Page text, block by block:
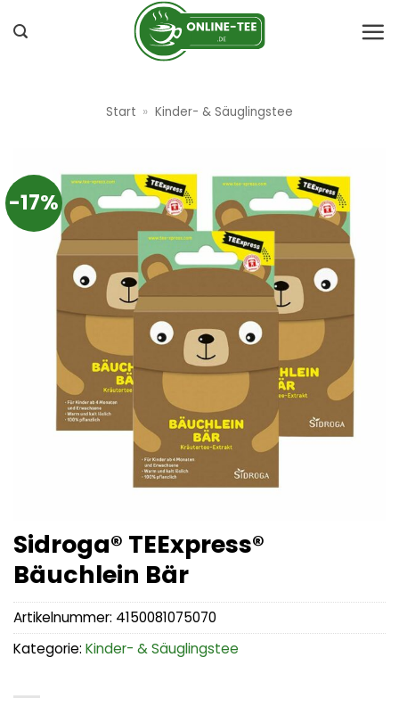
Inhalt
Start » Kinder- & Säuglingstee
-17%
Sidroga® TEExpress®
Bäuchlein Bär
Artikelnummer: 4150081075070
Kategorie: Kinder- & Säuglingstee